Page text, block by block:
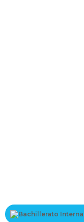
application is approved.
No account?Registro